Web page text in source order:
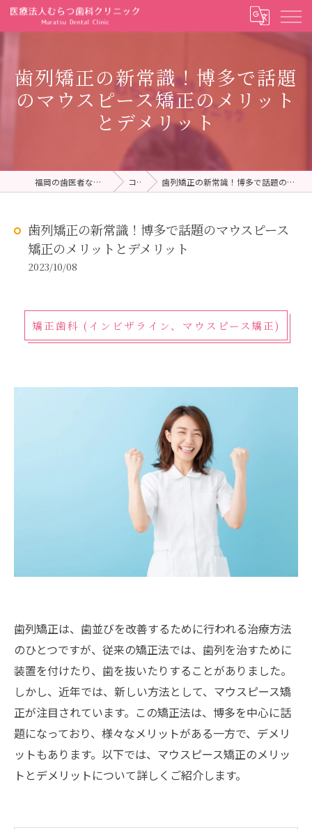
歯列矯正の新常識！博多で話題
のマウスピース矯正のメリット
とデメリット
福岡の歯医者ならむらつ歯科クリニック コラム 歯列矯正の新常識！博多で話題のマウスピース矯正のメリットとデメリット
歯列矯正の新常識！博多で話題のマウスピース
矯正のメリットとデメリット
2023/10/08
矯正歯科 (インビザライン、マウスピース矯正)
歯列矯正は、歯並びを改善するために行われる治療方法
のひとつですが、従来の矯正法では、歯列を治すために
装置を付けたり、歯を抜いたりすることがありました。
しかし、近年では、新しい方法として、マウスピース矯
正が注目されています。この矯正法は、博多を中心に話
題になっており、様々なメリットがある一方で、デメリ
ットもあります。以下では、マウスピース矯正のメリッ
トとデメリットについて詳しくご紹介します。